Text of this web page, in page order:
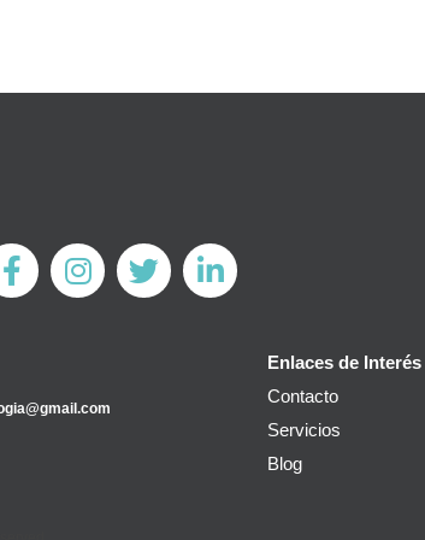
Enlaces de Interés
Contacto
Servicios
Blog